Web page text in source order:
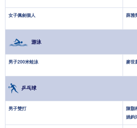
女子佩劍個人 薛雅
游泳
男子200米蛙泳 麥世
乒乓球
男子雙打
陳顥
姚鈞